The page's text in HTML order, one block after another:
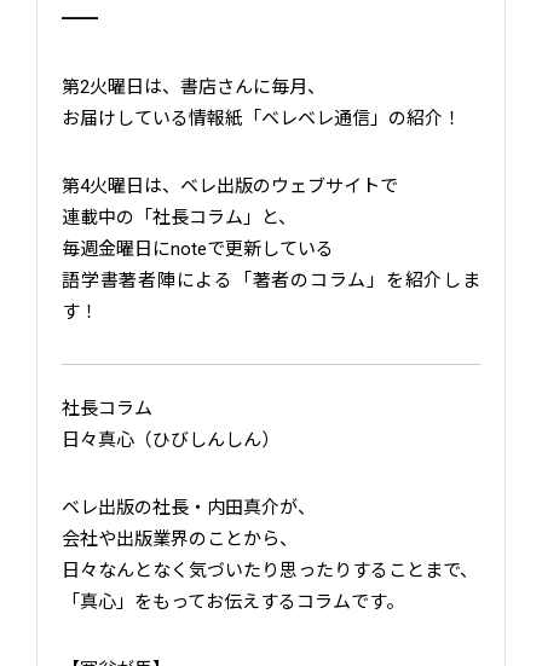
━━
第2火曜日は、書店さんに毎月、
お届けしている情報紙「ベレベレ通信」の紹介！
第4火曜日は、ベレ出版のウェブサイトで
連載中の「社長コラム」と、
毎週金曜日にnoteで更新している
語学書著者陣による「著者のコラム」を紹介しま
す！
社長コラム
日々真心（ひびしんしん）
ベレ出版の社長・内田真介が、
会社や出版業界のことから、
日々なんとなく気づいたり思ったりすることまで、
「真心」をもってお伝えするコラムです。